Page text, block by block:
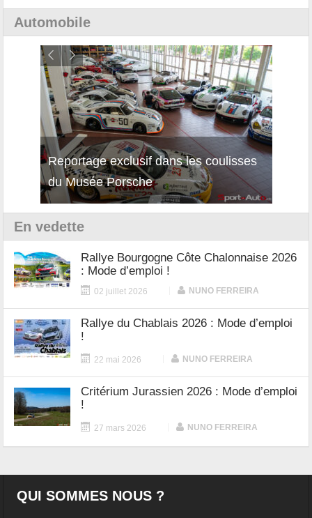
Automobile
Reportage exclusif dans les coulisses
du Musée Porsche
Découverte de la nouvelle Ferrari
12Cilindri Manuale
En vedette
Rallye Bourgogne Côte Chalonnaise 2026
: Mode d’emploi !
02 juillet 2026 NUNO FERREIRA
Rallye du Chablais 2026 : Mode d’emploi
!
22 mai 2026 NUNO FERREIRA
Critérium Jurassien 2026 : Mode d’emploi
!
27 mars 2026 NUNO FERREIRA
QUI SOMMES NOUS ?